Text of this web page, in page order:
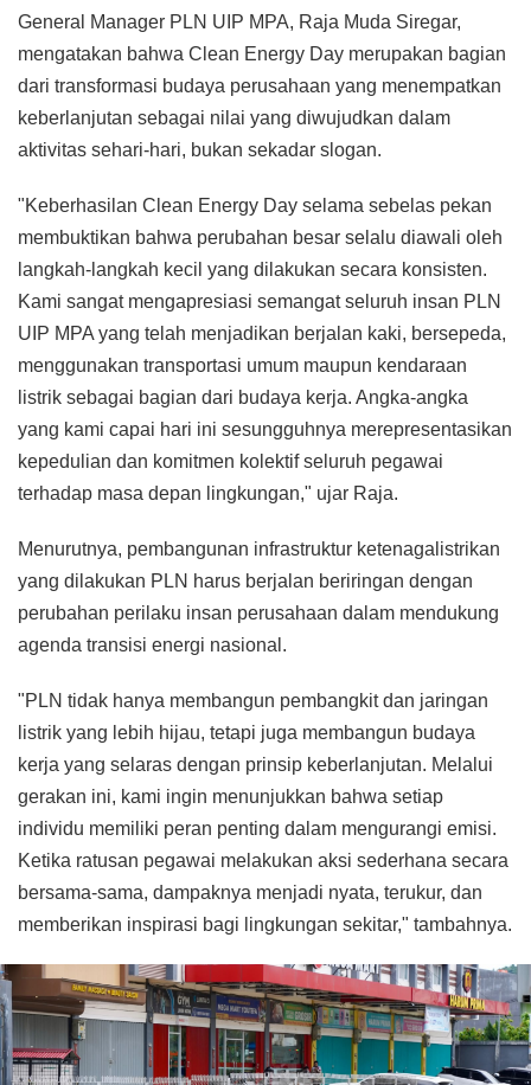
General Manager PLN UIP MPA, Raja Muda Siregar,
mengatakan bahwa Clean Energy Day merupakan bagian
dari transformasi budaya perusahaan yang menempatkan
keberlanjutan sebagai nilai yang diwujudkan dalam
aktivitas sehari-hari, bukan sekadar slogan.
"Keberhasilan Clean Energy Day selama sebelas pekan
membuktikan bahwa perubahan besar selalu diawali oleh
langkah-langkah kecil yang dilakukan secara konsisten.
Kami sangat mengapresiasi semangat seluruh insan PLN
UIP MPA yang telah menjadikan berjalan kaki, bersepeda,
menggunakan transportasi umum maupun kendaraan
listrik sebagai bagian dari budaya kerja. Angka-angka
yang kami capai hari ini sesungguhnya merepresentasikan
kepedulian dan komitmen kolektif seluruh pegawai
terhadap masa depan lingkungan," ujar Raja.
Menurutnya, pembangunan infrastruktur ketenagalistrikan
yang dilakukan PLN harus berjalan beriringan dengan
perubahan perilaku insan perusahaan dalam mendukung
agenda transisi energi nasional.
"PLN tidak hanya membangun pembangkit dan jaringan
listrik yang lebih hijau, tetapi juga membangun budaya
kerja yang selaras dengan prinsip keberlanjutan. Melalui
gerakan ini, kami ingin menunjukkan bahwa setiap
individu memiliki peran penting dalam mengurangi emisi.
Ketika ratusan pegawai melakukan aksi sederhana secara
bersama-sama, dampaknya menjadi nyata, terukur, dan
memberikan inspirasi bagi lingkungan sekitar," tambahnya.